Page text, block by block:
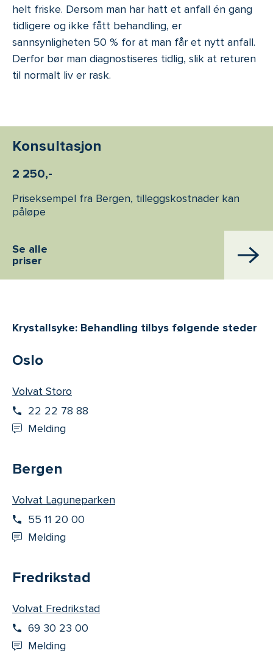
helt friske. Dersom man har hatt et anfall én gang
tidligere og ikke fått behandling, er
sannsynligheten 50 % for at man får et nytt anfall.
Derfor bør man diagnostiseres tidlig, slik at returen
til normalt liv er rask.
Konsultasjon
2 250,-
Priseksempel fra Bergen, tilleggskostnader kan
påløpe
Se alle
priser
Krystallsyke: Behandling tilbys følgende steder
Oslo
Volvat Storo
22 22 78 88
Melding
Bergen
Volvat Laguneparken
55 11 20 00
Melding
Fredrikstad
Volvat Fredrikstad
69 30 23 00
Melding